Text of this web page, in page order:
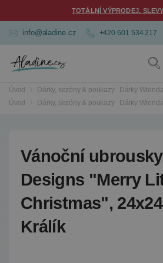
TOTÁLNÍ VÝPRODEJ.
info@aladine.cz +420 601 534 217
Úvod Dárky, sezóny & poukazy Dárky
Úvod
Dárky, sezóny & poukazy Dárky
Vánoční
Designs "Merry
Christmas",
Králík